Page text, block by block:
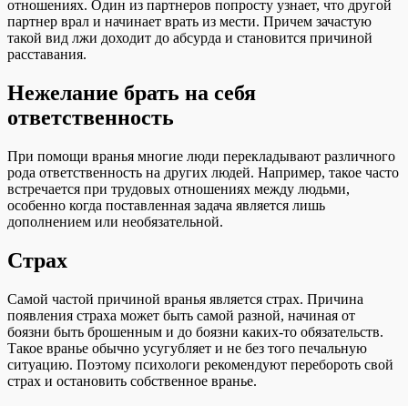
отношениях. Один из партнеров попросту узнает, что другой
партнер врал и начинает врать из мести. Причем зачастую
такой вид лжи доходит до абсурда и становится причиной
расставания.
Нежелание брать на себя
ответственность
При помощи вранья многие люди перекладывают различного
рода ответственность на других людей. Например, такое часто
встречается при трудовых отношениях между людьми,
особенно когда поставленная задача является лишь
дополнением или необязательной.
Страх
Самой частой причиной вранья является страх. Причина
появления страха может быть самой разной, начиная от
боязни быть брошенным и до боязни каких-то обязательств.
Такое вранье обычно усугубляет и не без того печальную
ситуацию. Поэтому психологи рекомендуют перебороть свой
страх и остановить собственное вранье.